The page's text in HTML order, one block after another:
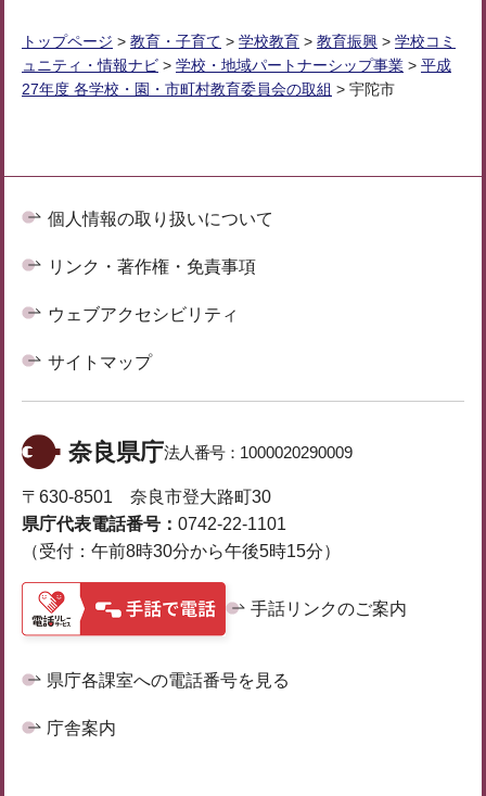
トップページ > 教育・子育て > 学校教育 > 教育振興 > 学校コミ
ュニティ・情報ナビ > 学校・地域パートナーシップ事業 > 平成
27年度 各学校・園・市町村教育委員会の取組 > 宇陀市
個人情報の取り扱いについて
リンク・著作権・免責事項
ウェブアクセシビリティ
サイトマップ
奈良県庁法人番号： 1000020290009
〒630-8501 奈良市登大路町30
県庁代表電話番号： 0742-22-1101
（受付：午前8時30分から午後5時15分）
手話リンクのご案内
県庁各課室への電話番号を見る
庁舎案内